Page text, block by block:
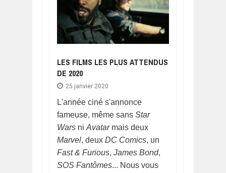
LES FILMS LES PLUS ATTENDUS
DE 2020
25 janvier 2020
L'année ciné s'annonce
fameuse, même sans Star
Wars niAvatar mais deux
Marvel, deux DC Comics, un
Fast & Furious, James Bond,
SOS Fantômes... Nous vous